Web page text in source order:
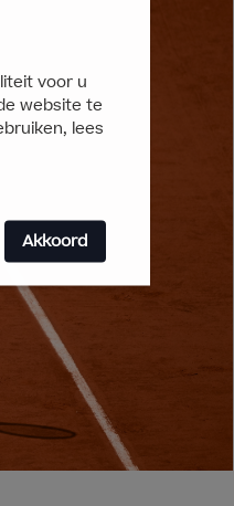
voor u
website te
lees
Akkoord